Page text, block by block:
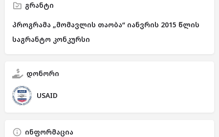
გრანტი
პროგრამა „მომავლის თაობა“ იანვრის 2015 წლის
საგრანტო კონკურსი
დონორი
USAID
ინფორმაცია